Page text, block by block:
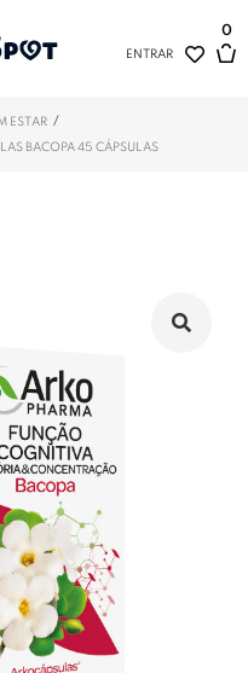
ENTRAR
0
ESTAR /
BACOPA 45 CÁPSULAS